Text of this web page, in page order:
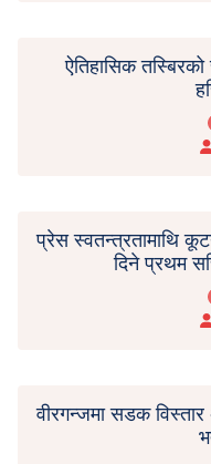
ऐतिहासिक तस्बिरको
प्रेस स्वतन्त्रतामाथि
दिने प्रथम
वीरगन्जमा सडक